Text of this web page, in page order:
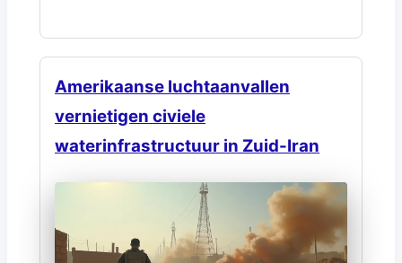
Amerikaanse luchtaanvallen
vernietigen civiele
waterinfrastructuur in Zuid-Iran